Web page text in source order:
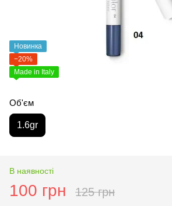
Новинка
−20%
Made in Italy
Об'єм
1.6gr
В наявності
100 грн 125 грн